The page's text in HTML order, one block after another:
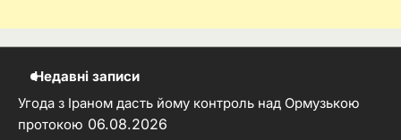
Недавні записи
Угода з Іраном дасть йому контроль над Ормузькою
протокою 06.08.2026